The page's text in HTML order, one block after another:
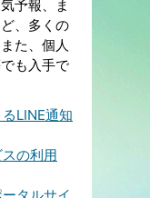
予報、ま
、多くの
た、個人
も入手で
LINE通知
の利用